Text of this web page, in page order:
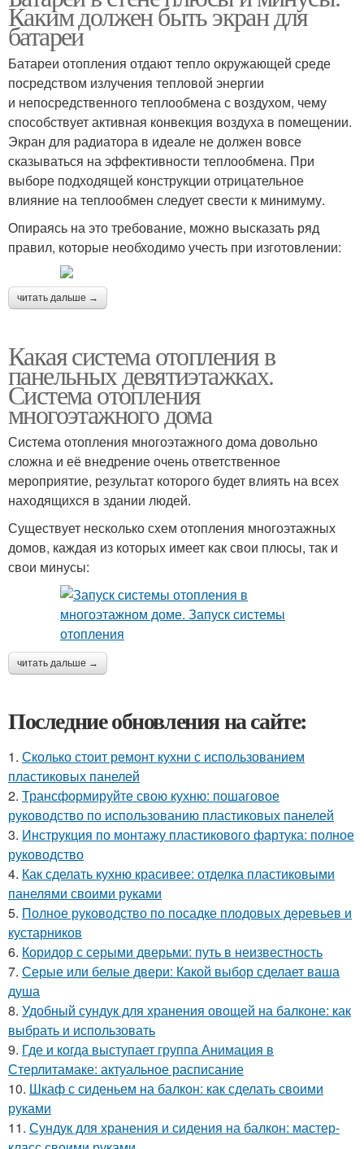
Каким должен быть экран для
батареи
Батареи отопления отдают тепло окружающей среде
посредством излучения тепловой энергии
и непосредственного теплообмена с воздухом, чему
способствует активная конвекция воздуха в помещении.
Экран для радиатора в идеале не должен вовсе
сказываться на эффективности теплообмена. При
выборе подходящей конструкции отрицательное
влияние на теплообмен следует свести к минимуму.
Опираясь на это требование, можно высказать ряд
правил, которые необходимо учесть при изготовлении:
читать дальше →
Какая система отопления в
панельных девятиэтажках.
Система отопления
многоэтажного дома
Система отопления многоэтажного дома довольно
сложна и её внедрение очень ответственное
мероприятие, результат которого будет влиять на всех
находящихся в здании людей.
Существует несколько схем отопления многоэтажных
домов, каждая из которых имеет как свои плюсы, так и
свои минусы:
читать дальше →
Последние обновления на сайте:
1. Сколько стоит ремонт кухни с использованием
пластиковых панелей
2. Трансформируйте свою кухню: пошаговое
руководство по использованию пластиковых панелей
3. Инструкция по монтажу пластикового фартука: полное
руководство
4. Как сделать кухню красивее: отделка пластиковыми
панелями своими руками
5. Полное руководство по посадке плодовых деревьев и
кустарников
6. Коридор с серыми дверьми: путь в неизвестность
7. Серые или белые двери: Какой выбор сделает ваша
душа
8. Удобный сундук для хранения овощей на балконе: как
выбрать и использовать
9. Где и когда выступает группа Анимация в
Стерлитамаке: актуальное расписание
10. Шкаф с сиденьем на балкон: как сделать своими
руками
11. Сундук для хранения и сидения на балкон: мастер-